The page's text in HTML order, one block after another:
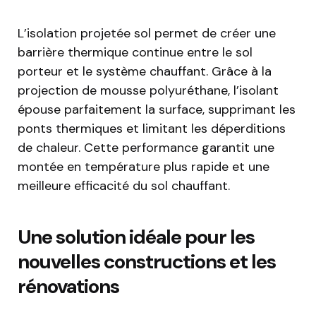
L’isolation projetée sol permet de créer une
barrière thermique continue entre le sol
porteur et le système chauffant. Grâce à la
projection de mousse polyuréthane, l’isolant
épouse parfaitement la surface, supprimant les
ponts thermiques et limitant les déperditions
de chaleur. Cette performance garantit une
montée en température plus rapide et une
meilleure efficacité du sol chauffant.
Une solution idéale pour les
nouvelles constructions et les
rénovations